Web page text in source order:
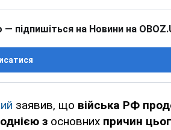
підпишіться на Новини на
заявив, що війська РФ
однією з основних причин